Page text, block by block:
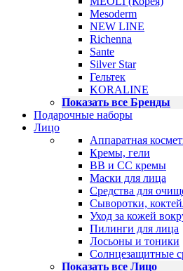
Mesoderm
NEW LINE
Richenna
Sante
Silver Star
Гельтек
KORALINE
Показать все Бренды
Подарочные наборы
Лицо
Аппаратная
Кремы, гели
BB и CC кремы
Маски для лица
Средства для
Сыворотки,
Уход за кожей
Пилинги для лица
Лосьоны и тоники
Солнцезащитные
Показать все Лицо